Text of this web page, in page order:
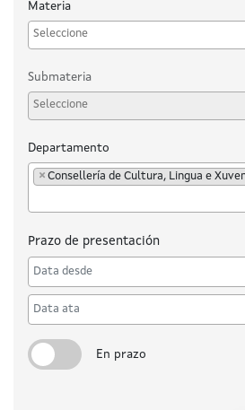
Materia
Submateria
Departamento
× Consellería de Cultura, Lingua e
Prazo de presentación
Desde
Ata
Mostrar/Ocultar en plazo
En prazo